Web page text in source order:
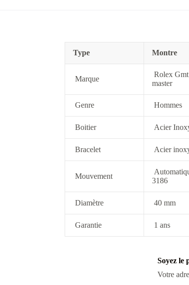
Type Montre
Marque
Rolex Gmt
master
Genre Hommes
Boitier Acier
Bracelet Acier
Mouvement
3186
Diamètre 40 mm
Garantie 1 ans
Soyez le
Votre